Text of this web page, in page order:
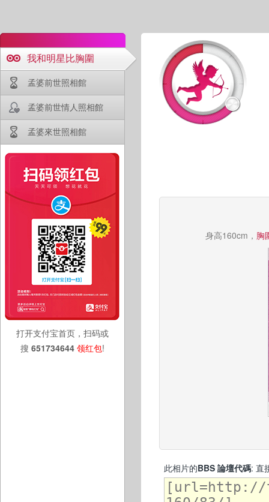
我和明星比胸圍
孟婆前世照相館
孟婆前世情人照相館
孟婆來世照相館
打开支付宝首页，扫码或
搜 651734644 领红包!
身高160cm， 胸
此相片的BBS 論壇代碼: 直